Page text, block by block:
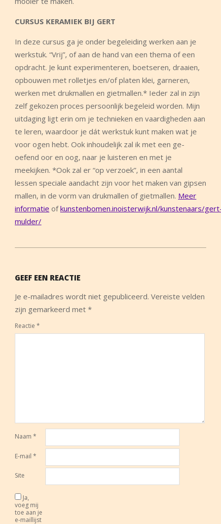
CURSUS KERAMIEK BIJ GERT
In deze cursus ga je onder begeleiding werken aan je
werkstuk. “Vrij”, of aan de hand van een thema of een
opdracht. Je kunt experimenteren, boetseren, draaien,
opbouwen met rolletjes en/of platen klei, garneren,
werken met drukmallen en gietmallen.* Ieder zal in zijn
zelf gekozen proces persoonlijk begeleid worden. Mijn
uitdaging ligt erin om je technieken en vaardigheden aan
te leren, waardoor je dát werkstuk kunt maken wat je
voor ogen hebt. Ook inhoudelijk zal ik met een ge-
oefend oor en oog, naar je luisteren en met je
meekijken. *Ook zal er “op verzoek”, in een aantal
lessen speciale aandacht zijn voor het maken van gipsen
mallen, in de vorm van drukmallen of gietmallen. Meer
informatie ofkunstenbomen.inoisterwijk.nl/kunstenaars/
mulder/
01
GEEF EEN REACTIE
Je e-mailadres wordt niet gepubliceerd. Vereiste velden
zijn gemarkeerd met *
Reactie *
Naam *
E-mail *
Site
Ja,
voeg mij
toe aan je
e-maillijst